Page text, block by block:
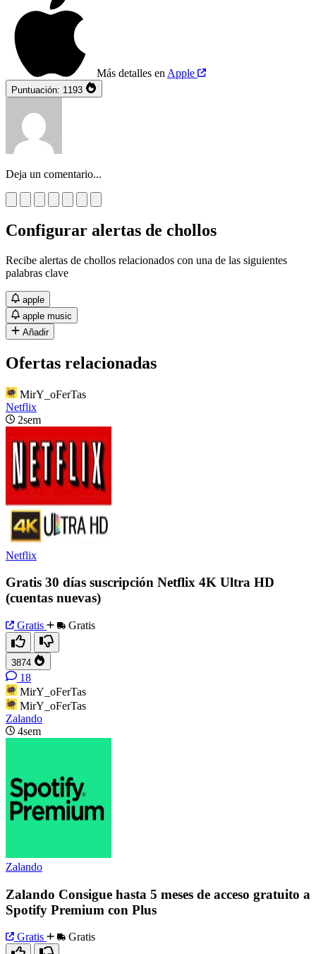
Más detalles en Apple
Puntuación: 1193
Deja un comentario...
Configurar alertas de chollos
Recibe alertas de chollos relacionados con una de las siguientes
palabras clave
apple
apple music
Añadir
Ofertas relacionadas
MirY_oFerTas
Netflix
2sem
Netflix
Gratis 30 días suscripción Netflix 4K Ultra HD
(cuentas nuevas)
Gratis Gratis
3874
18
MirY_oFerTas
MirY_oFerTas
Zalando
4sem
Zalando
Zalando Consigue hasta 5 meses de acceso gratuito a
Spotify Premium con Plus
Gratis Gratis